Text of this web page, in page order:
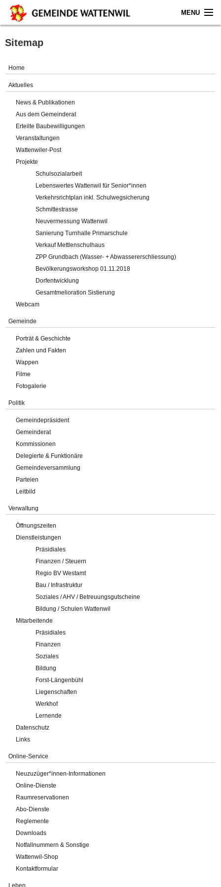
MENU
Home
Gemeinde
Verwaltung
Online-Service
Impressum
Sitemap
Home
Aktuelles
News & Publikationen
Aus dem Gemeinderat
Erteilte Baubewilligungen
Veranstaltungen
Wattenwiler-Post
Projekte
Schulsozialarbeit
Lebenswertes Wattenwil für Senior*innen
Verkehrsrichtplan inkl. Schulwegsicherung
Schmittestrasse
Neuvermessung Wattenwil
Sanierung Turnhalle Primarschule
Verkauf Mettlenschulhaus
ZPP Grundbach (Wasser- + Abwassererschliessung)
Bevölkerungsworkshop 01.11.2018
Dorfentwicklung
Gesamtmelioration Sistierung
Webcam
Gemeinde
Porträt & Geschichte
Zahlen und Fakten
Wappen
Filme
Fotogalerie
Politik
Gemeindepräsident
Gemeinderat
Kommissionen
Delegierte & Funktionäre
Gemeindeversammlung
Parteien
Leitbild
Verwaltung
Öffnungszeiten
Dienstleistungen
Präsidiales
Finanzen / Steuern
Regio BV Westamt
Bau / Infrastruktur
Soziales / AHV / Betreuungsgutscheine
Bildung / Schulen Wattenwil
Mitarbeitende
Präsidiales
Finanzen
Soziales
Bildung
Forst-Längenbühl
Liegenschaften
Werkhof
Lernende
Datenschutz
Links
Online-Service
Neuzuzüger*innen-Informationen
Online-Dienste
Raumreservationen
Abo-Dienste
Reglemente
Downloads
Notfallnummern & Sonstige
Wattenwil-Shop
Kontaktformular
Leben